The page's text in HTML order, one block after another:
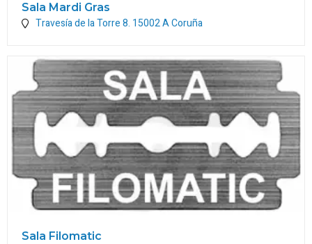
Sala Mardi Gras
Travesía de la Torre 8. 15002A Coruña
Sala Filomatic